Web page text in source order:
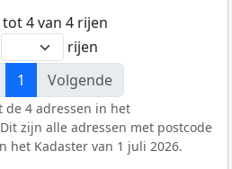
4 van 4 rijen
rijen
1 Volgende
de 4 adressen in het
zijn alle adressen met postcode
het Kadaster van 1 juli 2026.